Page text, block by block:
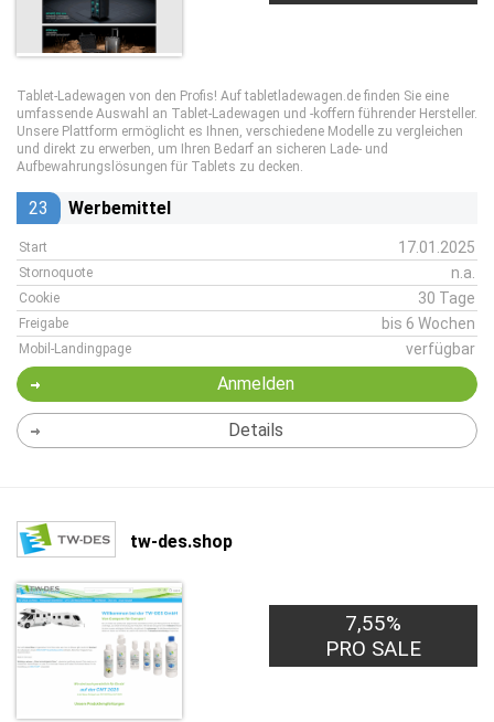
Tablet-Ladewagen von den Profis! Auf tabletladewagen.de finden Sie eine
umfassende Auswahl an Tablet-Ladewagen und -koffern führender Hersteller.
Unsere Plattform ermöglicht es Ihnen, verschiedene Modelle zu vergleichen
und direkt zu erwerben, um Ihren Bedarf an sicheren Lade- und
Aufbewahrungslösungen für Tablets zu decken.
23 Werbemittel
Start 17.01.2025
Stornoquote n.a.
Cookie 30 Tage
Freigabe bis 6 Wochen
Mobil-Landingpage verfügbar
Anmelden
Details
tw-des.shop
7,55%
PRO SALE